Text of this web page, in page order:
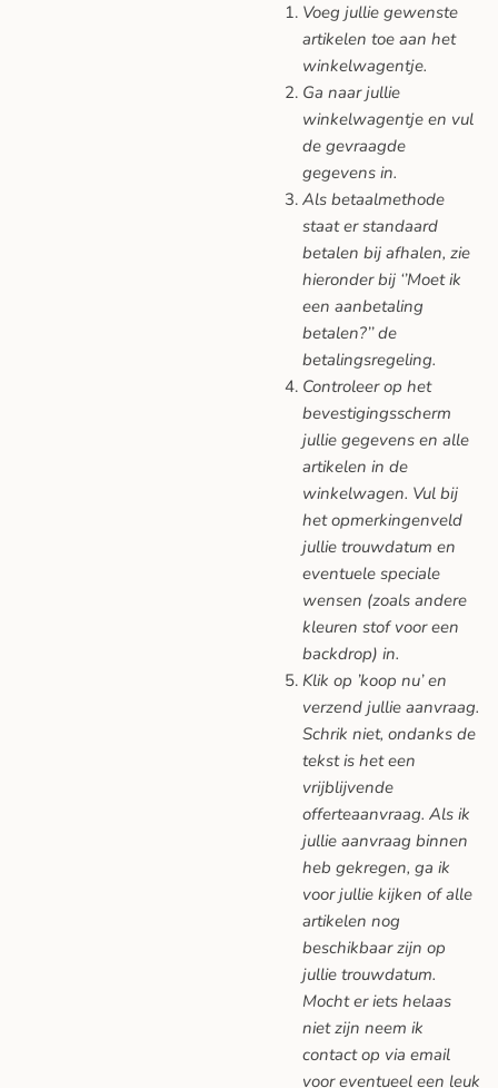
Voeg jullie gewenste
artikelen toe aan het
winkelwagentje.
Ga naar jullie
winkelwagentje en vul
de gevraagde
gegevens in.
Als betaalmethode
staat er standaard
betalen bij afhalen, zie
hieronder bij ‘’Moet ik
een aanbetaling
betalen?’’ de
betalingsregeling.
Controleer op het
bevestigingsscherm
jullie gegevens en alle
artikelen in de
winkelwagen. Vul bij
het opmerkingenveld
jullie trouwdatum en
eventuele speciale
wensen (zoals andere
kleuren stof voor een
backdrop) in.
Klik op ’koop nu’ en
verzend jullie aanvraag.
Schrik niet, ondanks de
tekst is het een
vrijblijvende
offerteaanvraag. Als ik
jullie aanvraag binnen
heb gekregen, ga ik
voor jullie kijken of alle
artikelen nog
beschikbaar zijn op
jullie trouwdatum.
Mocht er iets helaas
niet zijn neem ik
contact op via email
voor eventueel een leuk